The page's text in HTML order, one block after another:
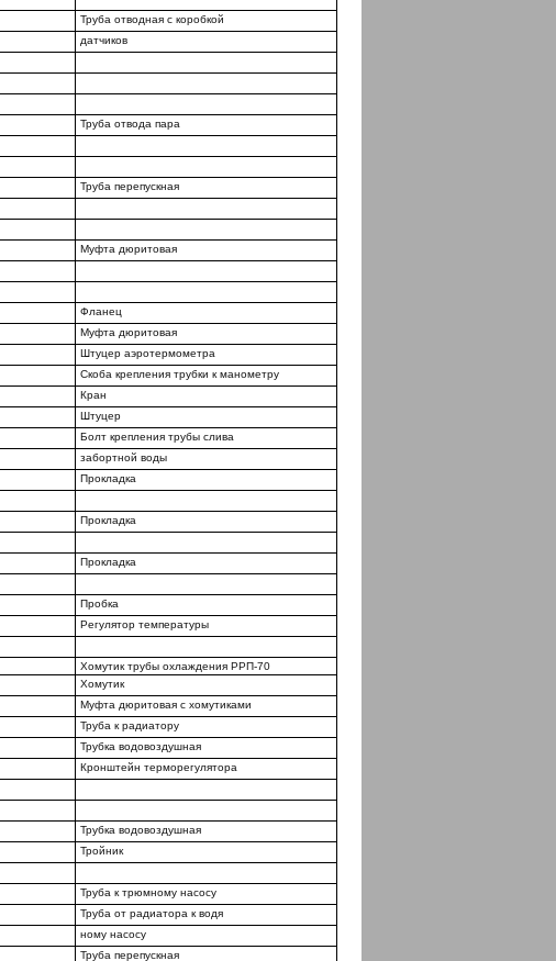
Труба отводная с коробкой
датчиков
Труба отвода пара
Труба перепускная
Муфта дюритовая
Фланец
Муфта дюритовая
Штуцер аэротермометра
Скоба крепления трубки к манометру
Кран
Штуцер
Болт крепления трубы слива
забортной воды
Прокладка
Прокладка
Прокладка
Пробка
Регулятор температуры
Хомутик трубы охлаждения РРП-70
Хомутик
Муфта дюритовая с хомутиками
Труба к радиатору
Трубка водовоздушная
Кронштейн терморегулятора
Трубка водовоздушная
Тройник
Труба к трюмному насосу
Труба от радиатора к водя­
ному насосу
Труба перепускная